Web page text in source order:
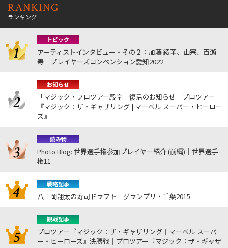
RANKING
ランキング
トピック
アーティストインタビュー・その２：加藤 綾華、山宗、百瀬
寿｜プレイヤーズコンベンション愛知2022
お知らせ
「マジック・プロツアー殿堂」復活のお知らせ｜プロツアー
『マジック：ザ・ギャザリング | マーベル スーパー・ヒーロー
ズ』
読み物
Photo Blog: 世界選手権参加プレイヤー紹介 (前編)｜世界選手
権11
戦略記事
八十岡翔太の寿司ドラフト｜グランプリ・千葉2015
観戦記事
プロツアー『マジック：ザ・ギャザリング｜マーベル スーパ
ー・ヒーローズ』決勝戦｜プロツアー『マジック：ザ・ギャザ